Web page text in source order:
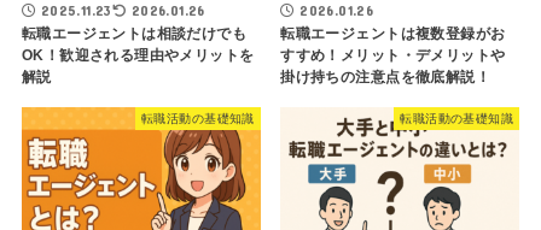
2025.11.23 2026.01.26
転職エージェントは相談だけでも
OK！歓迎される理由やメリットを
解説
2026.01.26
転職エージェントは複数登録がお
すすめ！メリット・デメリットや
掛け持ちの注意点を徹底解説！
転職活動の基礎知識 転職活動の基礎知識